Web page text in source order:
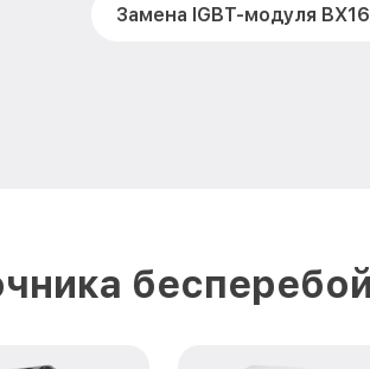
Замена IGBT-модуля